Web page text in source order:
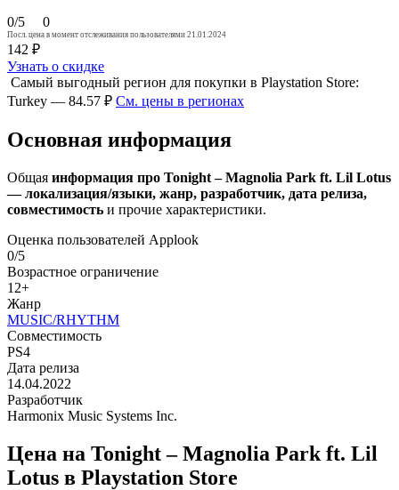
0/5 0
Посл. цена в момент отслеживания пользователями 21.01.2024
142 ₽
Узнать о скидке
Самый выгодный регион для покупки в Playstation Store:
Turkey — 84.57 ₽ См. цены в регионах
Основная информация
Общая информация про Tonight – Magnolia Park ft. Lil Lotus
— локализация/языки, жанр, разработчик, дата релиза,
совместимость и прочие характеристики.
Оценка пользователей Applook
0/5
Возрастное ограничение
12+
Жанр
MUSIC/RHYTHM
Совместимость
PS4
Дата релиза
14.04.2022
Разработчик
Harmonix Music Systems Inc.
Цена на Tonight – Magnolia Park ft. Lil
Lotus в Playstation Store